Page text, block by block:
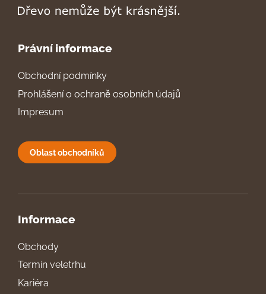
Právní informace
Obchodní podmínky
Prohlášení o ochraně osobních údajů
Impresum
Oblast obchodníků
Informace
Obchody
Termín veletrhu
Kariéra